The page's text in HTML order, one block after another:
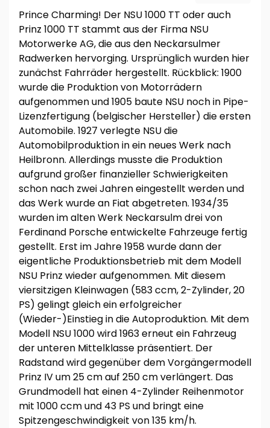
Prince Charming! Der NSU 1000 TT oder auch
Prinz 1000 TT stammt aus der Firma NSU
Motorwerke AG, die aus den Neckarsulmer
Radwerken hervorging. Ursprünglich wurden hier
zunächst Fahrräder hergestellt. Rückblick: 1900
wurde die Produktion von Motorrädern
aufgenommen und 1905 baute NSU noch in Pipe-
Lizenzfertigung (belgischer Hersteller) die ersten
Automobile. 1927 verlegte NSU die
Automobilproduktion in ein neues Werk nach
Heilbronn. Allerdings musste die Produktion
aufgrund großer finanzieller Schwierigkeiten
schon nach zwei Jahren eingestellt werden und
das Werk wurde an Fiat abgetreten. 1934/35
wurden im alten Werk Neckarsulm drei von
Ferdinand Porsche entwickelte Fahrzeuge fertig
gestellt. Erst im Jahre 1958 wurde dann der
eigentliche Produktionsbetrieb mit dem Modell
NSU Prinz wieder aufgenommen. Mit diesem
viersitzigen Kleinwagen (583 ccm, 2-Zylinder, 20
PS) gelingt gleich ein erfolgreicher
(Wieder-)Einstieg in die Autoproduktion. Mit dem
Modell NSU 1000 wird 1963 erneut ein Fahrzeug
der unteren Mittelklasse präsentiert. Der
Radstand wird gegenüber dem Vorgängermodell
Prinz IV um 25 cm auf 250 cm verlängert. Das
Grundmodell hat einen 4-Zylinder Reihenmotor
mit 1000 ccm und 43 PS und bringt eine
Spitzengeschwindigkeit von 135 km/h.